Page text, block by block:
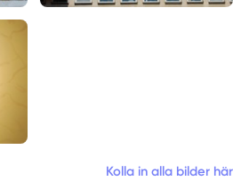
Kolla in alla bilder här